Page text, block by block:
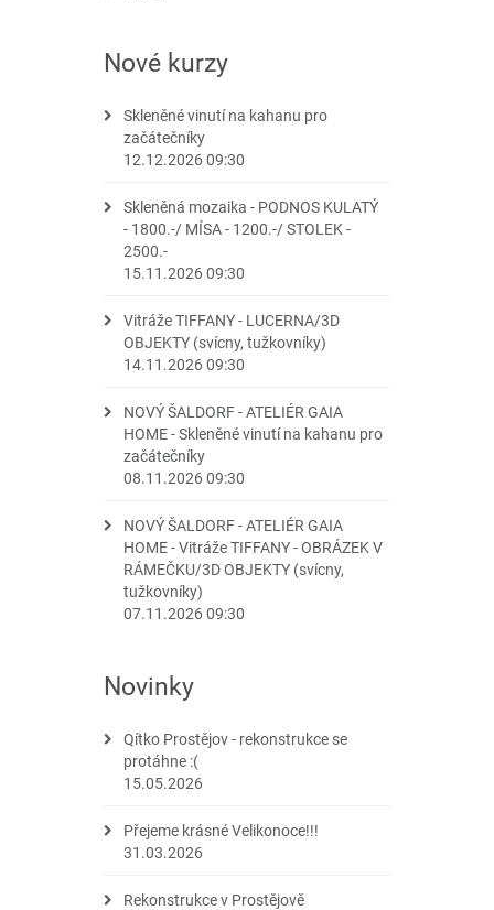
Nové kurzy
Skleněné vinutí na kahanu pro
začátečníky
12.12.2026 09:30
Skleněná mozaika - PODNOS KULATÝ
- 1800.-/ MÍSA - 1200.-/ STOLEK -
2500.-
15.11.2026 09:30
Vitráže TIFFANY - LUCERNA/3D
OBJEKTY (svícny, tužkovníky)
14.11.2026 09:30
NOVÝ ŠALDORF - ATELIÉR GAIA
HOME - Skleněné vinutí na kahanu pro
začátečníky
08.11.2026 09:30
NOVÝ ŠALDORF - ATELIÉR GAIA
HOME - Vitráže TIFFANY - OBRÁZEK V
RÁMEČKU/3D OBJEKTY (svícny,
tužkovníky)
07.11.2026 09:30
Novinky
Qítko Prostějov - rekonstrukce se
protáhne :(
15.05.2026
Přejeme krásné Velikonoce!!!
31.03.2026
Rekonstrukce v Prostějově